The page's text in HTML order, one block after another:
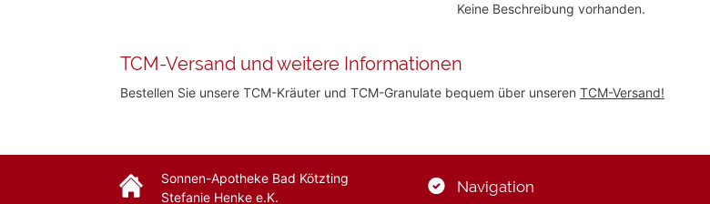
Keine Beschreibung vorhanden.
TCM-Versand und weitere Informationen
Bestellen Sie unsere TCM-Kräuter und TCM-Granulate bequem über unseren TCM-Versand!
Sonnen-Apotheke Bad Kötzting
Stefanie Henke e.K.
Navigation